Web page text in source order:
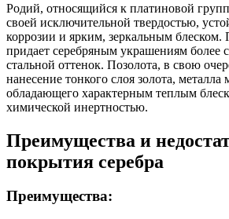
Родий, относящийся к платиновой
своей исключительной твердостью,
коррозии и ярким, зеркальным
придает серебряным украшениям более
стальной оттенок. Позолота, в свою
нанесение тонкого слоя золота, металла
обладающего характерным теплым
химической инертностью.
Преимущества и
покрытия серебра
Преимущества: